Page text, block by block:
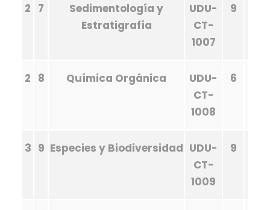
2 7
Sedimentología y
Estratigrafía
UDU-
CT-
1007
9
2 8 Química Orgánica
UDU-
CT-
1008
6
3 9 Especies y Biodiversidad UDU-
CT-
1009
9